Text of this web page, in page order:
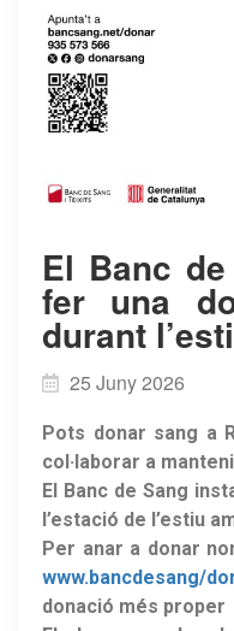
​El Banc
fer una
durant
25 Juny 2026
Pots donar sang a
col·laborar a
El Banc de Sang
l’estació de l’estiu
Per anar a donar
www.bancdesang/
donació més proper